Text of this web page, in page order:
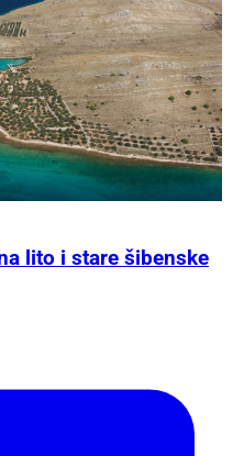
lito i stare šibenske